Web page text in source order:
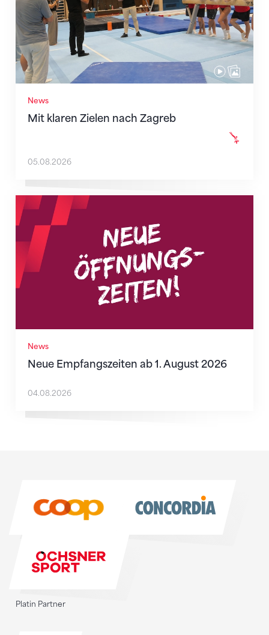
News
Mit klaren Zielen nach Zagreb
05.08.2026
News
Neue Empfangszeiten ab 1. August 2026
Neue Empfangszeiten ab 1. August 2026
04.08.2026
Platin Partner